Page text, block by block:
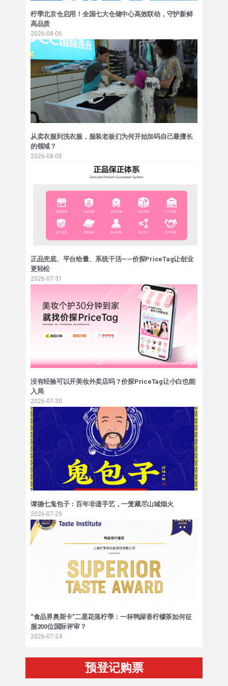
柠季北京仓启用！全国七大仓储中心高效联动，守护新鲜
高品质
2026-08-06
从卖衣服到洗衣服，服装老板们为何开始加码自己最擅长
的领域？
2026-08-05
正品兜底、平台给量、系统干活——价探PriceTag让创业
更轻松
2026-07-31
没有经验可以开美妆外卖店吗？价探PriceTag让小白也能
入局
2026-07-30
谭德七鬼包子：百年非遗手艺，一笼藏尽山城烟火
2026-07-29
“食品界奥斯卡”二星花落柠季：一杯鸭屎香柠檬茶如何征
服200位国际评审？
2026-07-24
预登记购票